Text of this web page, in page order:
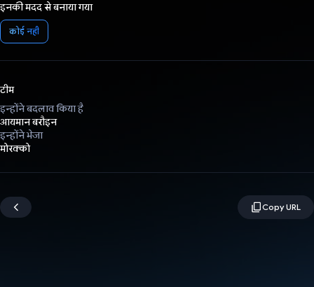
इनकी मदद से बनाया गया
कोई नहीं
टीम
इन्होंने बदलाव किया है
आयमान बरौइन
इन्होंने भेजा
मोरक्को